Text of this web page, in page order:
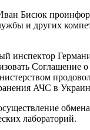
Бисюк
и других
инспектор
Соглашение
АЧС в
лабораторий.